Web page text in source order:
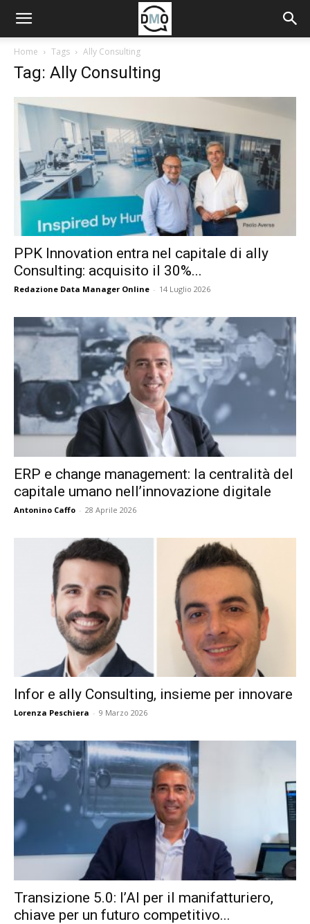
Home Tags Ally Consulting
Tag: Ally Consulting
PPK Innovation entra nel capitale di ally
Consulting: acquisito il 30%...
Redazione Data Manager Online - 14 Luglio 2026
ERP e change management: la centralità del
capitale umano nell’innovazione digitale
Antonino Caffo - 28 Aprile 2026
Infor e ally Consulting, insieme per innovare
Lorenza Peschiera - 9 Marzo 2026
Transizione 5.0: l’AI per il manifatturiero,
chiave per un futuro competitivo...